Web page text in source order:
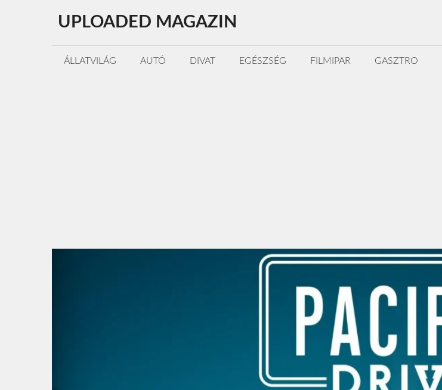
tartalomba
UPLOADED MAGAZIN
ÁLLATVILÁG AUTÓ DIVAT EGÉSZSÉG FILMIPAR GASZTRO